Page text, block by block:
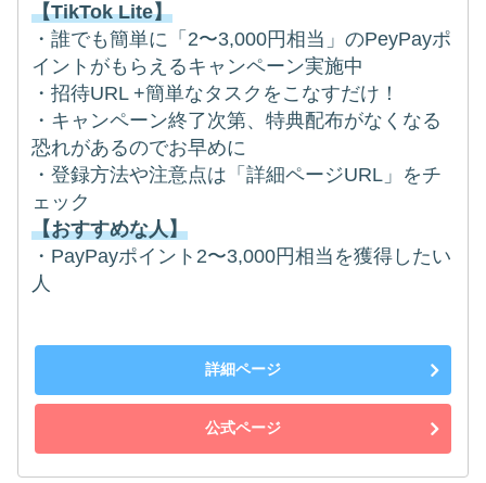
【TikTok Lite】
・誰でも簡単に「2〜3,000円相当」のPeyPayポ
イントがもらえるキャンペーン実施中
・招待URL +簡単なタスクをこなすだけ！
・キャンペーン終了次第、特典配布がなくなる
恐れがあるのでお早めに
・登録方法や注意点は「詳細ページURL」をチ
ェック
【おすすめな人】
・PayPayポイント2〜3,000円相当を獲得したい
人
詳細ページ
公式ページ